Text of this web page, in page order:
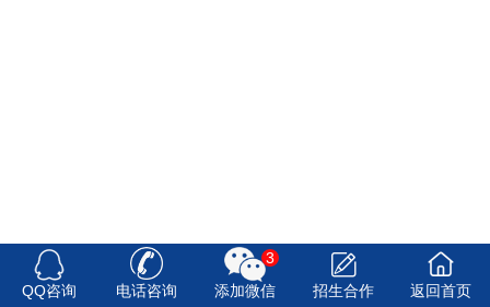
3
QQ咨询
电话咨询 添加微信 招生合作 返回首页